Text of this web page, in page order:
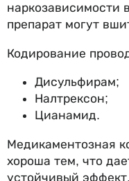
наркозависимости
препарат могут
Кодирование
Дисульфирам;
Налтрексон;
Цианамид.
Медикаментозная
хороша тем, что
устойчивый